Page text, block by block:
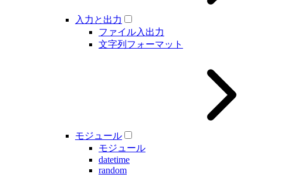
入力と出力
ファイル入出力
文字列フォーマット
モジュール
モジュール
datetime
random